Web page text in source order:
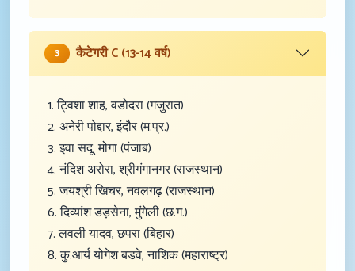
3 कैटेगरी C (13-14 वर्ष)
1. ट्विशा शाह, वडोदरा (गजुरात)
2. अनेरी पोद्दार, इंदौर (म.प्र.)
3. इवा सदू, मोगा (पंजाब)
4. नंदिश अरोरा, श्रीगंगानगर (राजस्थान)
5. जयश्री खिचर, नवलगढ़ (राजस्थान)
6. दिव्यांश डड़सेना, मुंगेली (छ.ग.)
7. लवली यादव, छपरा (बिहार)
8. कु.आर्य योगेश बडवे, नाशिक (महाराष्ट्र)